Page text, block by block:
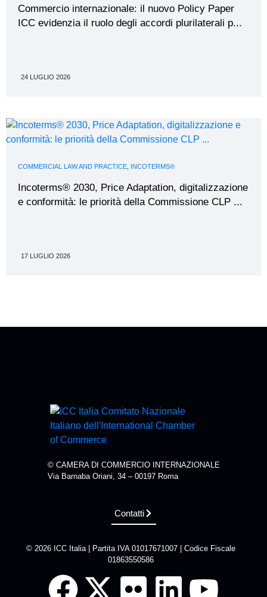
Commercio internazionale: il nuovo Policy Paper
ICC evidenzia il ruolo degli accordi plurilaterali p...
24 LUGLIO 2026
COMMERCIAL LAW AND PRACTICE INCOTERMS®
Incoterms® 2030, Price Adaptation, digitalizzazione
e conformità: le priorità della Commissione CLP ...
17 LUGLIO 2026
© CAMERA DI COMMERCIO INTERNAZIONALE
Via Barnaba Oriani, 34 – 00197 Roma
Contatti
© 2026 ICC Italia | Partita IVA 01017671007 | Codice Fiscale
01863550586